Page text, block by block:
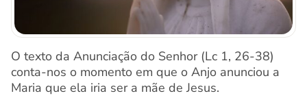
O texto da Anunciação do Senhor (Lc 1, 26-38)
conta-nos o momento em que o Anjo anunciou a
Maria que ela iria ser a mãe de Jesus.